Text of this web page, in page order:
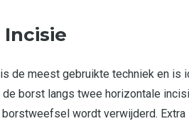
de meest gebruikte techniek en
borst langs twee horizontale
wordt verwijderd.